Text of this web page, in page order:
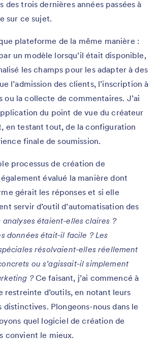
des trois dernières années passées à
sur ce sujet.
plateforme de la même manière :
un modèle lorsqu’il était disponible,
les champs pour les adapter à des
l’admission des clients, l’inscription à
ou la collecte de commentaires. J’ai
du point de vue du créateur
en testant tout, de la configuration
finale de soumission.
processus de création de
évalué la manière dont
gérait les réponses et si elle
servir d’outil d’automatisation des
analyses étaient-elles claires ?
données était-il facile ? Les
résolvaient-elles réellement
ou s’agissait-il simplement
?Ce faisant, j’ai commencé à
restreinte d’outils, en notant leurs
Plongeons-nous dans le
quel logiciel de création de
convient le mieux.